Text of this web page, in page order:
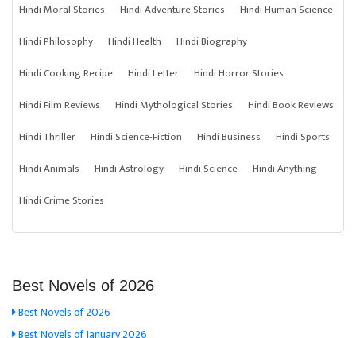
Hindi Moral Stories
Hindi Adventure Stories
Hindi Human Science
Hindi Philosophy
Hindi Health
Hindi Biography
Hindi Cooking Recipe
Hindi Letter
Hindi Horror Stories
Hindi Film Reviews
Hindi Mythological Stories
Hindi Book Reviews
Hindi Thriller
Hindi Science-Fiction Hindi Business
Hindi Sports
Hindi Animals
Hindi Astrology Hindi Science
Hindi Anything
Hindi Crime Stories
Best Novels of 2026
Best Novels of 2026